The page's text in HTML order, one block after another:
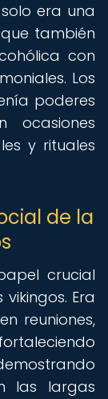
era una
también
con
Los
poderes
ocasiones
y rituales
de la
crucial
Era
reuniones,
las largas